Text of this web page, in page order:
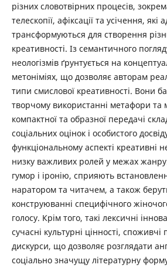
різних словотвірних процесів,
телескопії, афіксації та усічення, які
трансформуються для створення
креативності. Із семантичного
неологізмів ґрунтується на
метоніміях, що дозволяє авторам
типи смислової креативності. Вони
творчому використанні метафори та
компактної та образної передачі
соціальних оцінок і особистого
функціональному аспекті креативні
низку важливих ролей у межах
гумор і іронію, сприяють
наратором та читачем, а також
конструюванні специфічного
голосу. Крім того, такі лексичні
сучасні культурні цінності,
дискурси, що дозволяє розглядати
соціально значущу літературну